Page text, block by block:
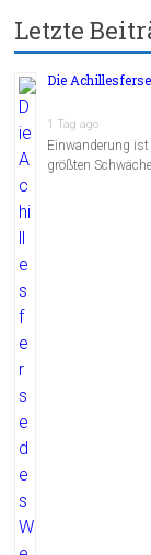
Letzte
Die
1 Tag ago
Einwanderung
größten